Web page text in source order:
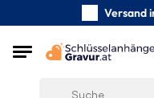
Versand